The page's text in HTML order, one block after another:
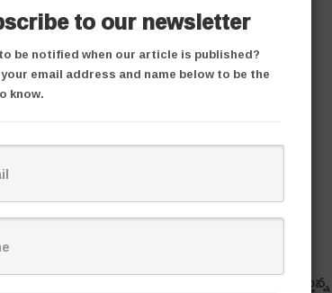
ఐదు రోజులుగా విద్యార్థులు ధ‌ర్నా చేస్తున్న
to our newsletter
be notified when our article is published?
email address and name below to be the
know.